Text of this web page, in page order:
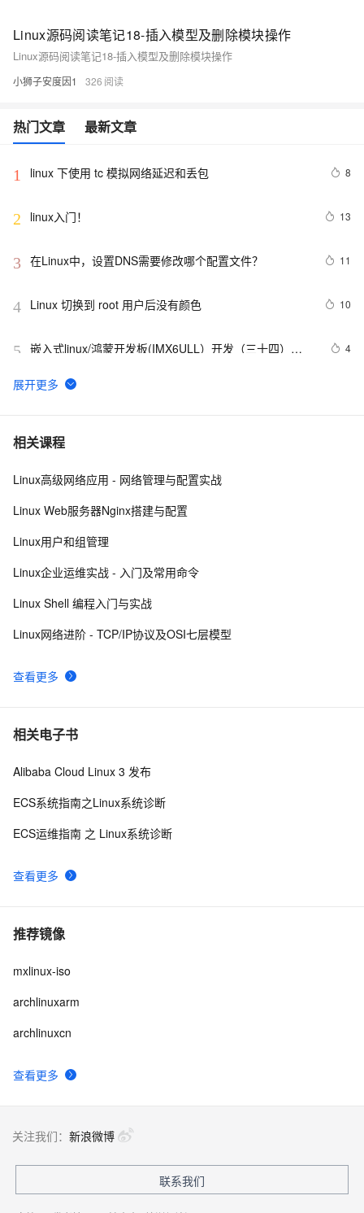
Linux源码阅读笔记18-插入模型及删除模块操作
Linux源码阅读笔记18-插入模型及删除模块操作
小狮子安度因1 326
热门文章 最新文章
1 linux 下使用 tc 模拟网络延迟和丢包 8
2 linux入门！ 13
3 在Linux中，设置DNS需要修改哪个配置文件？ 11
4 Linux 切换到 root 用户后没有颜色 10
5 嵌入式linux/鸿蒙开发板(IMX6ULL）开发（三十四）
4
6 Linux系统中密码为空的用户
7 使用Mono管理Coyote Linux
8 linux DHCP
10 FFmpeg开发笔记（五十九）Linux编译ijkplayer的
相关课程
查看更多
Linux高级网络应用 - 网络管理与配置实战
Linux Web服务器Nginx搭建与配置
Linux用户和组管理
Linux企业运维实战 - 入门及常用命令
Linux Shell 编程入门与实战
Linux网络进阶 - TCP/IP协议及OSI七层模型
相关电子书
查看更多
Alibaba Cloud Linux 3 发布
ECS系统指南之Linux系统诊断
ECS运维指南 之 Linux系统诊断
推荐镜像
查看更多
mxlinux-iso
archlinuxarm
archlinuxcn
关注我们： 新浪微博
联系我们